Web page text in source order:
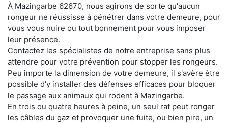
À Mazingarbe 62670, nous agirons de sorte qu'aucun
rongeur ne réussisse à pénétrer dans votre demeure, pour
vous vous nuire ou tout bonnement pour vous imposer
leur présence.
Contactez les spécialistes de notre entreprise sans plus
attendre pour votre prévention pour stopper les rongeurs.
Peu importe la dimension de votre demeure, il s'avère être
possible d'y installer des défenses efficaces pour bloquer
le passage aux animaux qui rodent à Mazingarbe.
En trois ou quatre heures à peine, un seul rat peut ronger
les câbles du gaz et provoquer une fuite, ou bien pire, un